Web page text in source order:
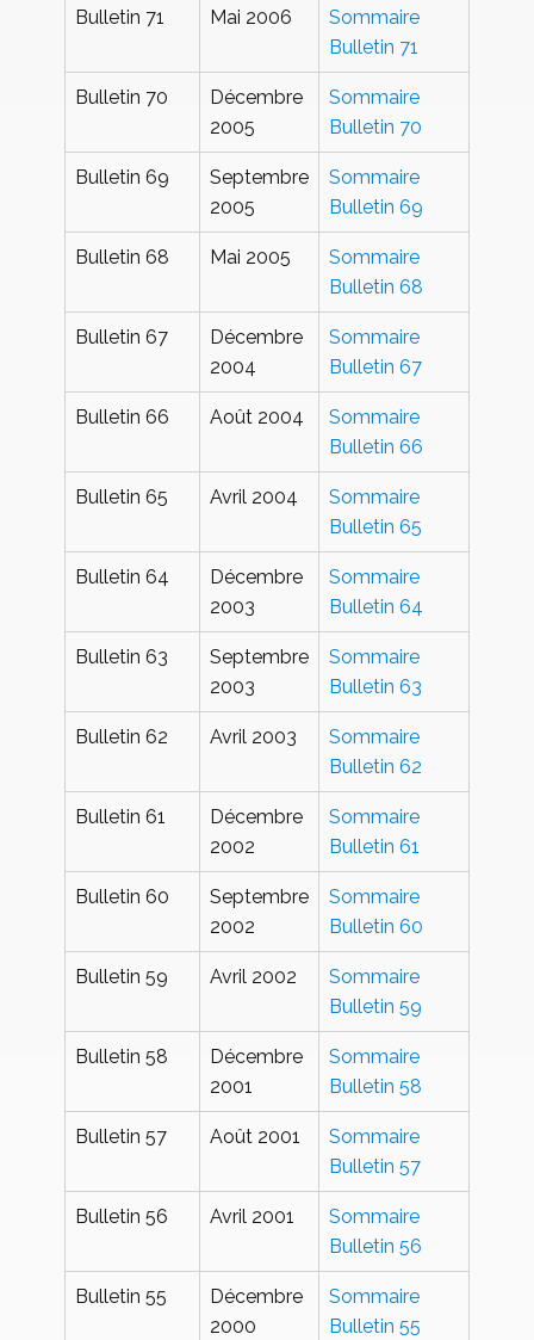
Bulletin 71 Mai 2006
Sommaire
Bulletin 71
Bulletin 70
Décembre
2005
Sommaire
Bulletin 70
Bulletin 69
Septembre
2005
Sommaire
Bulletin 69
Bulletin 68 Mai 2005
Sommaire
Bulletin 68
Bulletin 67
Décembre
2004
Sommaire
Bulletin 67
Bulletin 66 Août 2004
Sommaire
Bulletin 66
Bulletin 65 Avril 2004
Sommaire
Bulletin 65
Bulletin 64
Décembre
2003
Sommaire
Bulletin 64
Bulletin 63
Septembre
2003
Sommaire
Bulletin 63
Bulletin 62 Avril 2003
Sommaire
Bulletin 62
Bulletin 61
Décembre
2002
Sommaire
Bulletin 61
Bulletin 60
Septembre
2002
Sommaire
Bulletin 60
Bulletin 59 Avril 2002
Sommaire
Bulletin 59
Bulletin 58
Décembre
2001
Sommaire
Bulletin 58
Bulletin 57 Août 2001
Sommaire
Bulletin 57
Bulletin 56 Avril 2001
Sommaire
Bulletin 56
Bulletin 55
Décembre
2000
Sommaire
Bulletin 55